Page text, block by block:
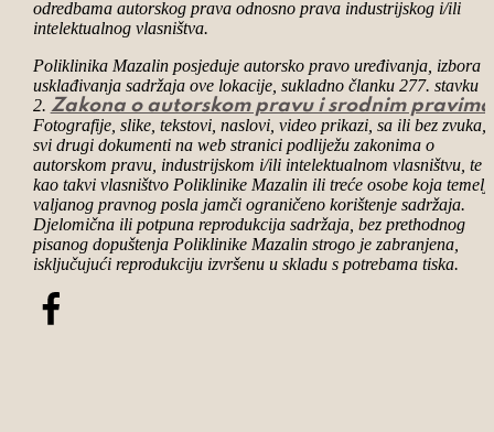
odredbama autorskog prava odnosno prava industrijskog i/ili
intelektualnog vlasništva.
Poliklinika Mazalin posjeduje autorsko pravo uređivanja, izbora i
usklađivanja sadržaja ove lokacije, sukladno članku 277. stavku
2. Zakona o autorskom pravu i srodnim pravima
Fotografije, slike, tekstovi, naslovi, video prikazi, sa ili bez zvuka,
svi drugi dokumenti na web stranici podliježu zakonima o
autorskom pravu, industrijskom i/ili intelektualnom vlasništvu, te
kao takvi vlasništvo Poliklinike Mazalin ili treće osobe koja
valjanog pravnogposla jamči ograničeno korištenje sadržaja.
Djelomična ili potpuna reprodukcija sadržaja, bez prethodnog
pisanog dopuštenja Poliklinike Mazalin strogo je zabranjena,
isključujući reprodukciju izvršenu u skladu s potrebama tiska.